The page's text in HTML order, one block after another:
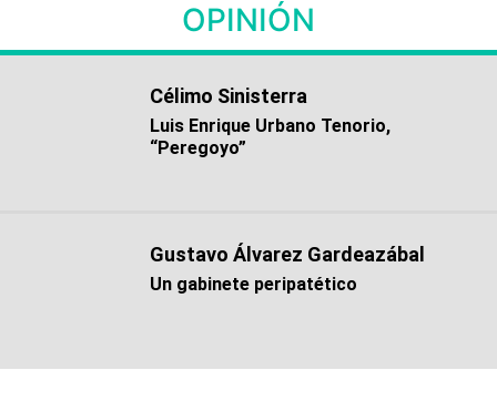
OPINIÓN
Célimo Sinisterra
Luis Enrique Urbano Tenorio,
“Peregoyo”
Gustavo Álvarez Gardeazábal
Un gabinete peripatético